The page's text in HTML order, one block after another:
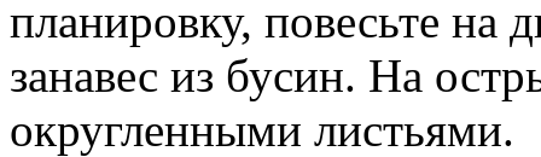
планировку, повесьте на
занавес из бусин. На
округленными листьями.